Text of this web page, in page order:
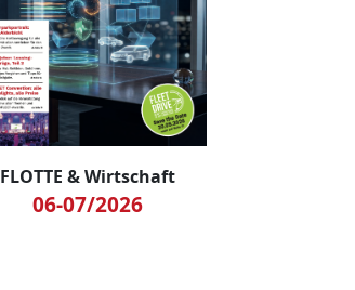
FLOTTE & Wirtschaft
06-07/2026